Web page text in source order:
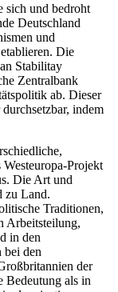
sich und bedroht
Deutschland
und
Die
Stabilitay
Zentralbank
ab. Dieser
indem
Westeuropa-Projekt
Die Art und
zu Land.
Traditionen,
Arbeitsteilung,
in den
bei den
der
Bedeutung als in